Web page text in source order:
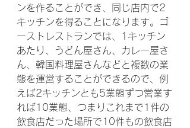
ンを作ることができ、同じ店内で2
キッチンを得ることになります。ゴ
ーストレストランでは、1キッチン
あたり、うどん屋さん、カレー屋さ
ん、韓国料理屋さんなどと複数の業
態を運営することができるので、例
えば2キッチンとも5業態ずつ営業す
れば10業態、つまりこれまで1件の
飲食店だった場所で10件もの飲食店